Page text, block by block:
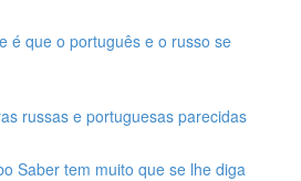
é que o português e o russo se
russas e portuguesas parecidas
Saber tem muito que se lhe diga